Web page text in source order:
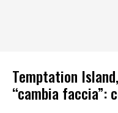
Temptation
“cambia faccia”: